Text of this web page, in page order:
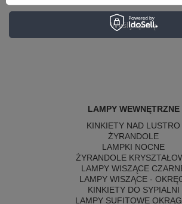
Wyślij opinię
LAMPY WEWNĘTRZNE
KINKIETY NAD LUSTRO
ŻYRANDOLE
LAMPKI NOCNE
ŻYRANDOLE
LAMPY WISZĄCE
LAMPY WISZĄCE -
KINKIETY DO SYPIALNI
LAMPY SUFITOWE